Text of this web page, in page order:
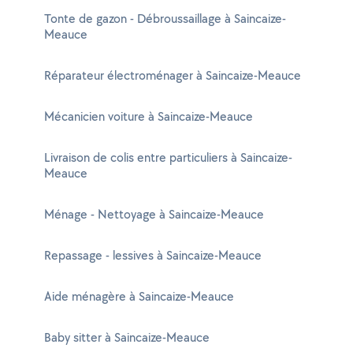
Tonte de gazon - Débroussaillage à Saincaize-
Meauce
Réparateur électroménager à Saincaize-Meauce
Mécanicien voiture à Saincaize-Meauce
Livraison de colis entre particuliers à Saincaize-
Meauce
Ménage - Nettoyage à Saincaize-Meauce
Repassage - lessives à Saincaize-Meauce
Aide ménagère à Saincaize-Meauce
Baby sitter à Saincaize-Meauce